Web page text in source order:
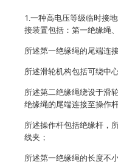
1.一种高电压等级临时接
接装置包括：第一绝缘绳
所述第一绝缘绳的尾端连
所述滑轮机构包括可绕中
所述第二绝缘绳绕设于滑
绝缘绳的尾端连接至操作杆
所述操作杆包括绝缘杆，
线夹；
所述第一绝缘绳的长度不